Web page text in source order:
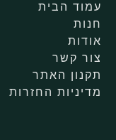
עמוד הבית
חנות
אודות
צור קשר
תקנון האתר
מדיניות החזרות